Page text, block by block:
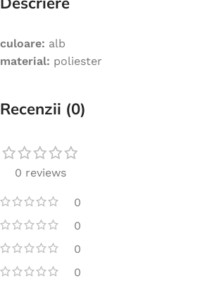
culoare: alb
material: poliester
Recenzii (0)
0 reviews
0
0
0
0